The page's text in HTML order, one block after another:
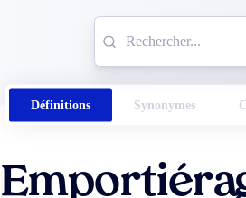
Définitions Synonymes